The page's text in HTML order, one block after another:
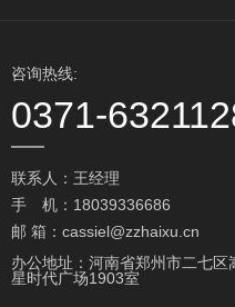
咨询热线:
0371-
联系人：王经理
手 机：18039336686
邮 箱：cassiel@zzhaixu.cn
办公地址：河南省郑州市二七区
星时代广场1903室